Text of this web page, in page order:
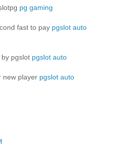
pg gaming
fast to pay pgslot auto
pgslot pgslot auto
new player pgslot auto